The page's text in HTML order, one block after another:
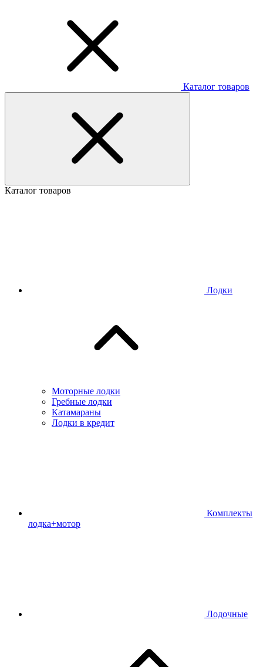
Каталог товаров
Каталог товаров
Лодки
Моторные лодки
Гребные лодки
Катамараны
Лодки в кредит
Комплекты
лодка+мотор
Лодочные